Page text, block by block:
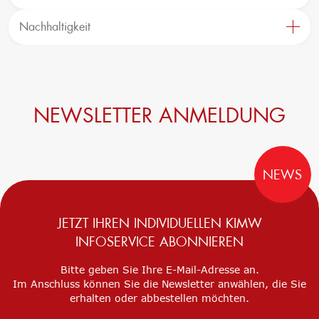
Forschungsprojekte
Consulting: Strategie, Transformation, Umsetzung
Nachhaltigkeit
Environmental Product Declaration (EPD)
NEWSLETTER ANMELDUNG
NEWS
JETZT IHREN INDIVIDUELLEN KIMW
INFOSERVICE ABONNIEREN
Bitte geben Sie Ihre E-Mail-Adresse an.
Im Anschluss können Sie die Newsletter anwählen, die Sie
erhalten oder abbestellen möchten.